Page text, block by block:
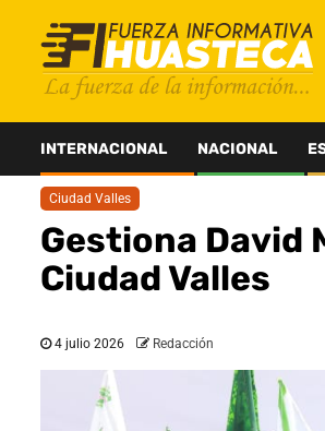
contenido
INTERNACIONAL NACIONAL
Ciudad Valles
Gestiona David
Ciudad Valles
4 julio 2026 Redacción